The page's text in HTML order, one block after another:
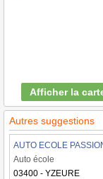
Afficher la
Autres suggestions
AUTO ECOLE
Auto école
03400 - YZEURE